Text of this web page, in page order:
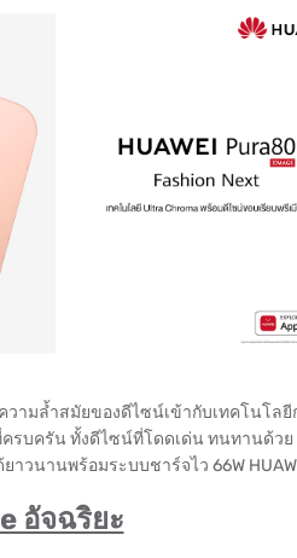
ามล้ำสมัยของดีไซน์เข้ากับเทคโนโลยี
รบครัน ทั้งดีไซน์ที่โดดเด่น ทนทานด้วย
วนานพร้อมระบบชาร์จไว 66W
อัจฉริยะ